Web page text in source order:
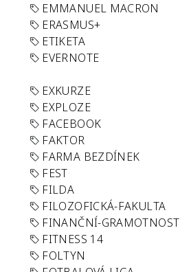
EMMANUEL MACRON
ERASMUS+
ETIKETA
EVERNOTE
EXKURZE
EXPLOZE
FACEBOOK
FAKTOR
FARMA BEZDÍNEK
FEST
FILDA
FILOZOFICKÁ-FAKULTA
FINANČNÍ-GRAMOTNOST
FITNESS 14
FOLTYN